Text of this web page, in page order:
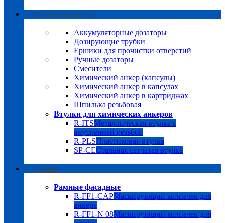
Химические анкера
Аккумуляторные дозаторы
Дозирующие трубки
Ершики для прочистки отверстий
Ручные дозаторы
Смесители
Химический анкер (капсулы)
Химический анкер в капсулах
Химический анкер в картриджах
Шпилька резьбовая
Втулки для химических анкеров
R-ITSМеталлическая втулка с
внутренней резьбой
R-PLSПластиковая втулка
SP-CEСтальная сетчатая втулка
Дюбели
Рамные фасадные
R-FF1-CAPМаскирующий колпачек для
анкера
R-FF1-N 08Маскирующий колпачек для